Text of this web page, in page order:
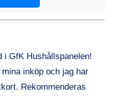
i GfK Hushållspanelen!
inköp och jag har
Rekommenderas